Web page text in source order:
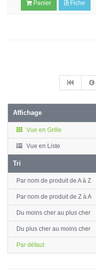
Panier Fiche
Affichage
Vue en Grille
Vue en Liste
Tri
Par nom de produit de A à Z
Par nom de produit de Z à A
Du moins cher au plus cher
Du plus cher au moins cher
Par défaut